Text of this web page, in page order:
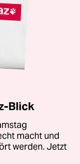
Blick
macht und
werden. Jetzt